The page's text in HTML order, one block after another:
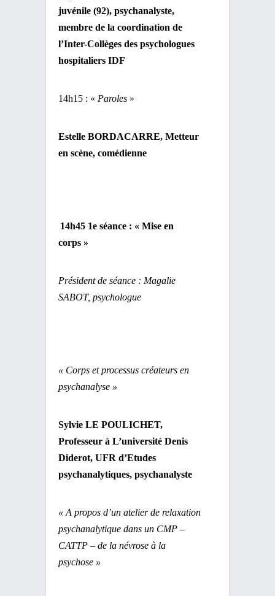
juvénile (92), psychanalyste,
membre de la coordination de
l’Inter-Collèges des psychologues
hospitaliers IDF
14h15 : « Paroles »
Estelle BORDACARRE, Metteur
en scène, comédienne
14h45 1e séance : « Mise en
corps »
Président de séance : Magalie
SABOT, psychologue
« Corps et processus créateurs en
psychanalyse »
Sylvie LE POULICHET,
Professeur à L’université Denis
Diderot, UFR d’Etudes
psychanalytiques, psychanalyste
« A propos d’un atelier de relaxation
psychanalytique dans un CMP –
CATTP – de la névrose à la
psychose »